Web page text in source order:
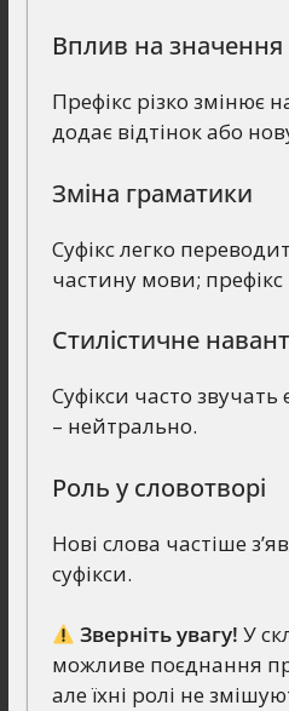
Вплив на значення
Префікс різко змінює
додає відтінок або
Зміна граматики
Суфікс легко
частину мови;
Стилістичне
Суфікси часто
– нейтрально.
Роль у словотворі
Нові слова частіше
суфікси.
Зверніть увагу! У
можливе поєднання
але їхні ролі не